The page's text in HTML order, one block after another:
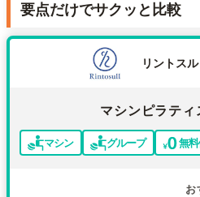
要点だけでサクッと比較
リントスル
マシンピラティ
マシン グループ 無
お